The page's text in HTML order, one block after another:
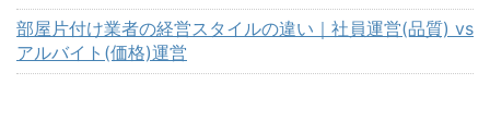
部屋片付け業者の経営スタイルの違い｜社員運営(品質) vs
アルバイト(価格)運営